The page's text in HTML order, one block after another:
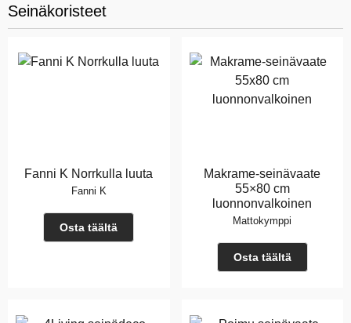
Seinäkoristeet
Fanni K Norrkulla luuta
Fanni K
Osta täältä
Makrame-seinävaate
55×80 cm
luonnonvalkoinen
Mattokymppi
Osta täältä